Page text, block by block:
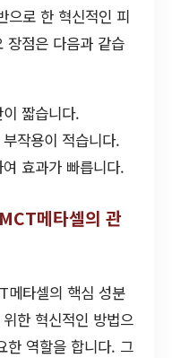
으로 한 혁신적인 피
장점은 다음과 같습
짧습니다.
작용이 적습니다.
효과가 빠릅니다.
메타셀의 관
메타셀의 핵심 성분
한 혁신적인 방법으
한 역할을 합니다. 그